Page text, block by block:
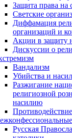
Защита права на
Светские
Диффамация
организаций и
Акции в защиту
Дискуссии о
Вандализм
Убийства и
Разжигание
религиозной
насилию
Русская